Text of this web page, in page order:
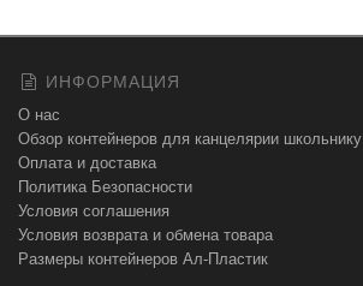
ИНФОРМАЦИЯ
О нас
Обзор контейнеров для канцелярии школьнику
Оплата и доставка
Политика Безопасности
Условия соглашения
Условия возврата и обмена товара
Размеры контейнеров Ал-Пластик